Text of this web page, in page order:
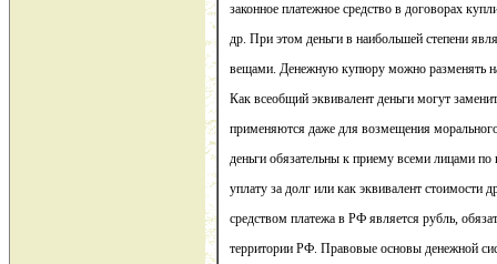
законное платежное средство в договорах
др. При этом деньги в наибольшей степени
вещами. Денежную купюру можно разменять
Как всеобщий эквивалент деньги могут
применяются даже для возмещения
деньги обязательны к приему всеми лицами по
уплату за долг или как эквивалент стоимости
средством платежа в РФ является рубль,
территории РФ. Правовые основы денежной